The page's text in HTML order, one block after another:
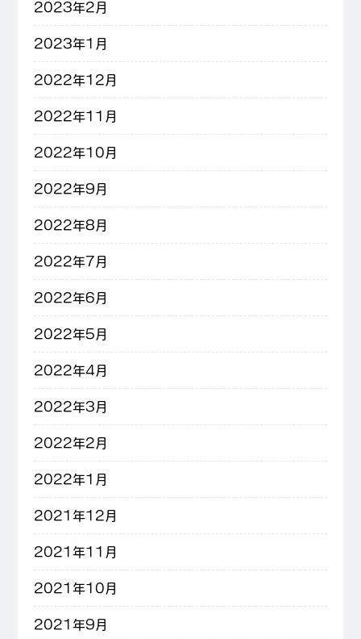
2023年2月
2023年1月
2022年12月
2022年11月
2022年10月
2022年9月
2022年8月
2022年7月
2022年6月
2022年5月
2022年4月
2022年3月
2022年2月
2022年1月
2021年12月
2021年11月
2021年10月
2021年9月